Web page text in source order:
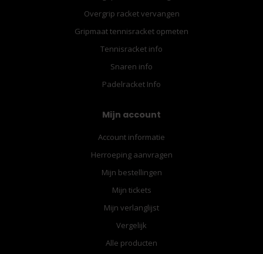
Overgrip racket vervangen
Gripmaat tennisracket opmeten
Tennisracket info
Snaren info
Padelracket Info
Mijn account
Account informatie
Herroeping aanvragen
Mijn bestellingen
Mijn tickets
Mijn verlanglijst
Vergelijk
Alle producten